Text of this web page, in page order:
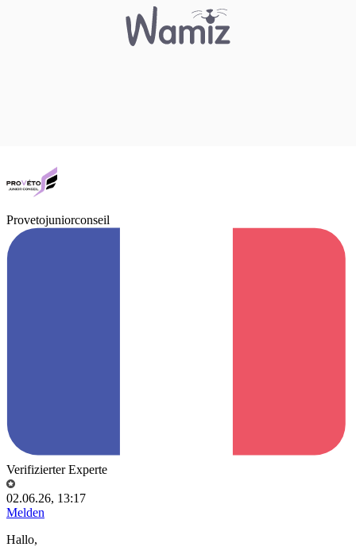
Provetojuniorconseil
Verifizierter Experte
02.06.26, 13:17
Melden
Hallo,